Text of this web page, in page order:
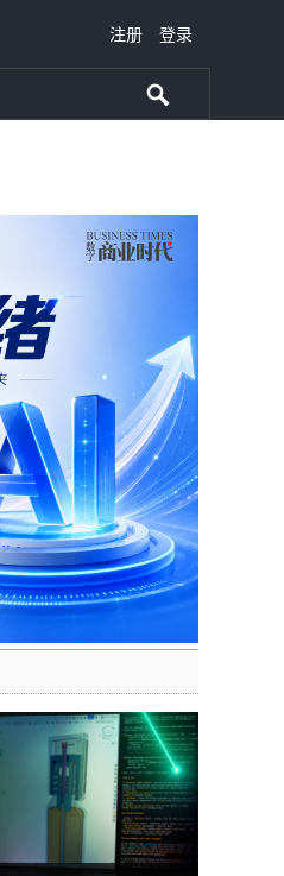
注册 登录